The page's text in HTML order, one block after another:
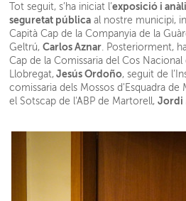
Tot seguit, s’ha iniciat l’exposició i
seguretat pública al nostre municipi,
Capità Cap de la Companyia de la
Geltrú,Carlos Aznar. Posteriorment,
Cap de la Comissaria del Cos
Llobregat, Jesús Ordoño, seguit de
comissaria dels Mossos d'Esquadra de
el Sotscap de l'ABP de Martorell,Jordi